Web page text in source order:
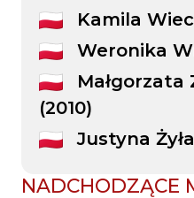
Kamila
Weronika
Małgorzata
(2010)
Justyna
NADCHODZĄCE